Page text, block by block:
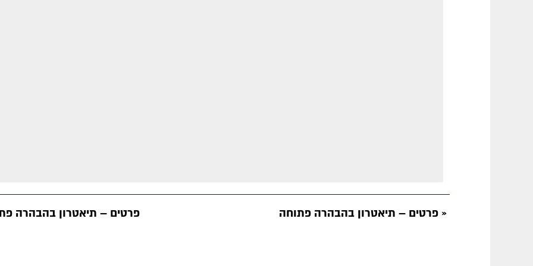
« פרטים – תיאטרון בהבהרה פתוחה פרטים – תיאטרון בהבהרה